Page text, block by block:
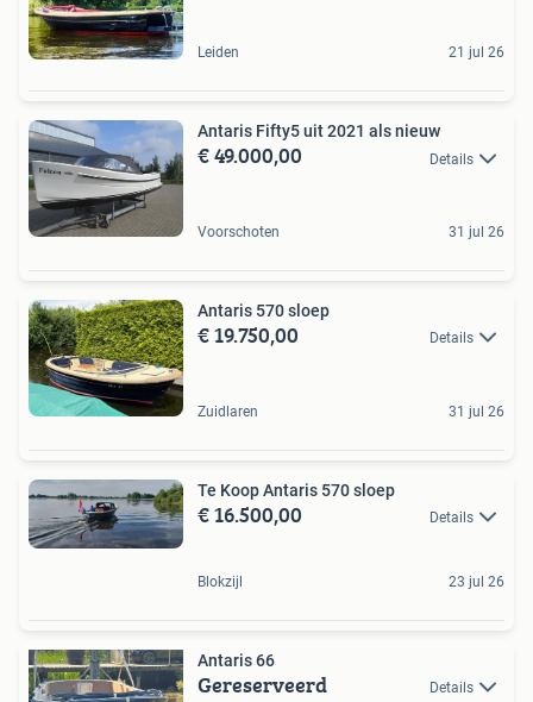
Leiden 21 jul 26
Antaris Fifty5 uit 2021 als nieuw
€ 49.000,00 Details
Voorschoten 31 jul 26
Antaris 570 sloep
€ 19.750,00 Details
Zuidlaren 31 jul 26
Te Koop Antaris 570 sloep
€ 16.500,00 Details
Blokzijl 23 jul 26
Antaris 66
Gereserveerd Details